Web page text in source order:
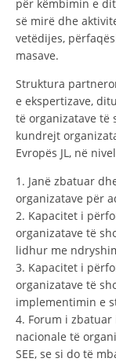
për këmbimin e
së mirë dhe
vetëdijes,
masave.
Struktura
e ekspertizave,
të organizatave të
kundrejt
Evropës JL, në
1. Janë zbatuar
organizatave për
2. Kapacitet i
organizatave të
lidhur me
3. Kapacitet i
organizatave të
implementimin e
4. Forum i zbatuar
nacionale të
SEE, se si do të